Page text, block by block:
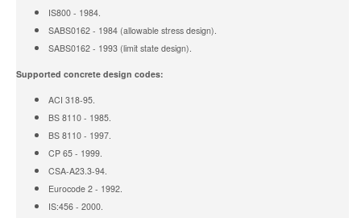
IS800 - 1984.
SABS0162 - 1984 (allowable stress design).
SABS0162 - 1993 (limit state design).
Supported concrete design codes:
ACI 318-95.
BS 8110 - 1985.
BS 8110 - 1997.
CP 65 - 1999.
CSA-A23.3-94.
Eurocode 2 - 1992.
IS:456 - 2000.